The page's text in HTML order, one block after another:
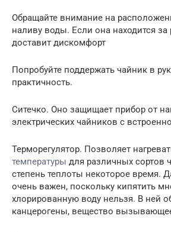
Обращайте внимание на
наливу воды. Если она находится за
доставит дискомфорт
Попробуйте поддержать чайник в
практичность.
Ситечко. Оно защищает прибор от
электрических чайников с
Терморегулятор. Позволяет
температуры для различных сортов
степень теплоты некоторое время.
очень важен, поскольку кипятить
хлорированную воду нельзя. В ней
канцерогены, вещество